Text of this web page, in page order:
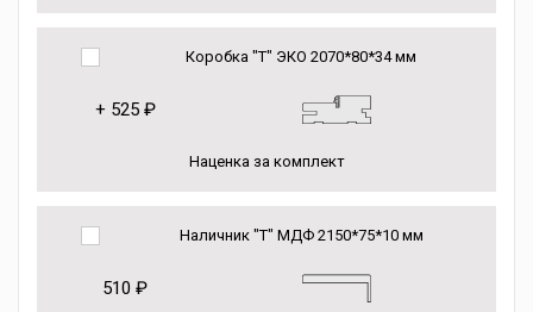
Коробка "Т" ЭКО 2070*80*34 мм
+ 525 ₽
Наценка за комплект
Наличник "Т" МДФ 2150*75*10 мм
510 ₽